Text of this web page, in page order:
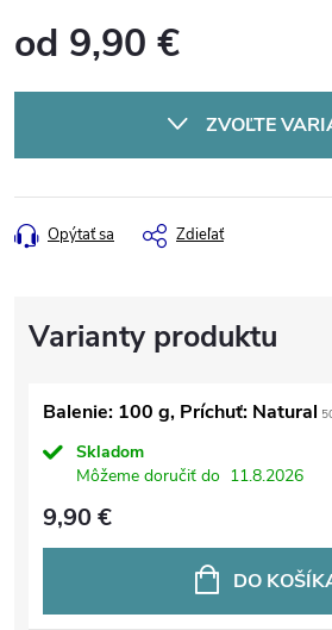
od 9,90 €
ZVOĽTE
Opýtať sa Zdieľať
Balenie: 100 g, Príchuť: Natural
Skladom
Môžeme doručiť do 11.8.2026
9,90 €
DO